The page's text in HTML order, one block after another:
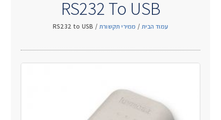
RS232 To USB
עמוד הבית/ ממירי תקשורת/ RS232 to USB